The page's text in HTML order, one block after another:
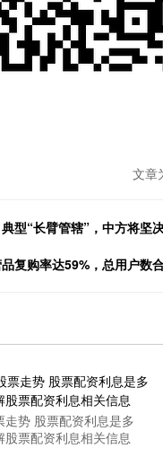
文章
型“长臂管辖”，中方将坚
复购率达59%，总用户数
走势 股票配资利息是多
股票配资利息相关信息